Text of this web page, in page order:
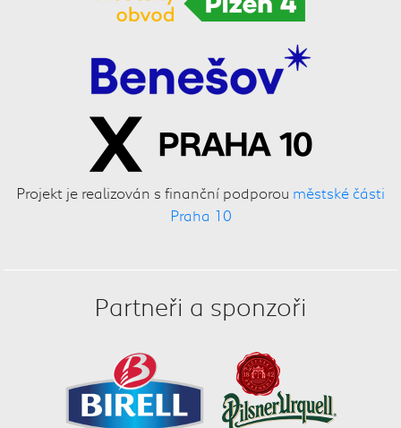
Projekt je realizován s finanční podporou městské části
Praha 10
Partneři a sponzoři